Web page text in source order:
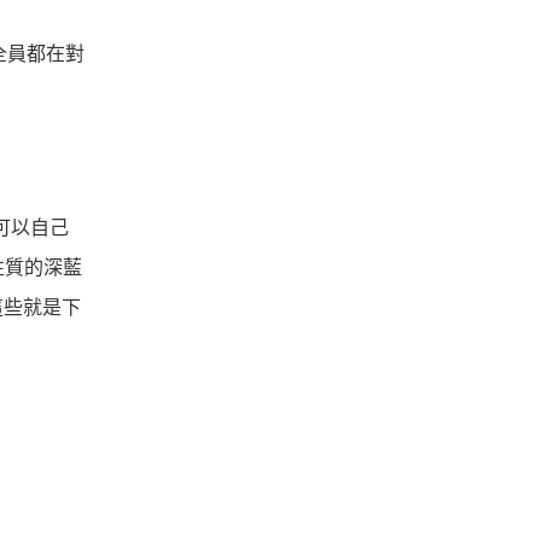
員都在對
以自己
的深藍
就是下